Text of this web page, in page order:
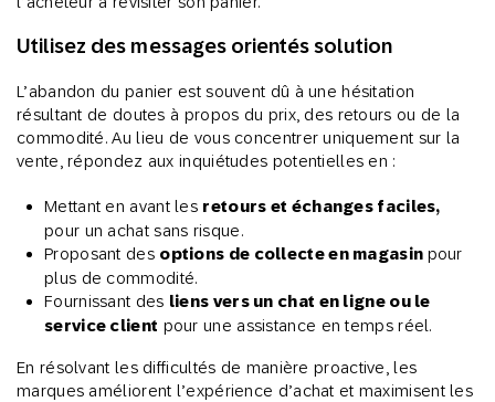
Utilisez des messages orientés solution
L’abandon du panier est souvent dû à une hésitation
résultant de doutes à propos du prix, des retours ou de la
commodité. Au lieu de vous concentrer uniquement sur la
vente, répondez aux inquiétudes potentielles en :
Mettant en avant les retours et échanges faciles,
pour un achat sans risque.
Proposant des options de collecte en magasin pour
plus de commodité.
Fournissant des liens vers un chat en ligne ou le
service client pour une assistance en temps réel.
En résolvant les difficultés de manière proactive, les
marques améliorent l’expérience d’achat et maximisent les